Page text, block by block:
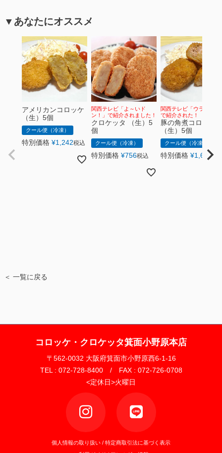
▼あなたにオススメ
アメリカンコロッケ
（生）5個
クール便（冷凍）
特別価格 ¥1,242税込
関西テレビ「よ～いド
ン！」で紹介されました！
クロケッタ （生）5
個
クール便（冷凍）
特別価格 ¥756税込
関西テレビ「ウラマヨ！
で紹介された！
豚の角煮コロッケ
（生）5個
クール便（冷凍）
特別価格 ¥1,620税
＜ 一覧に戻る
コロッケ・クロケッタ箕面小野原本店
〒562-0032 大阪府箕面市小野原西6-1-16
TEL : 072-728-8400 / FAX : 072-726-0708
<定休日>火曜日
個人情報の取り扱い / 特定商取引法に基づく表示